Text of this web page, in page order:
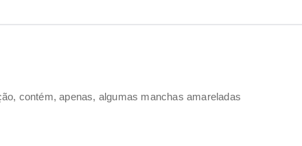
contém, apenas, algumas manchas amareladas